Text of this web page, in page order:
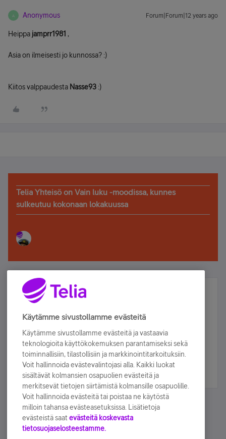
A Anonymous Forum|Forum|12 years ago
Heippa jamprr1981 ,
Asia on ilmeisesti jo kunnossa? :)
Kiitos valppaudesta Nasse93 :)
Telia Yhteisö on Vain luku -moodissa, kunnes
sulkeutuu kokonaan lokakuussa
Älä jää paitsi – osallistu ja voita!
Tilaa Telian uutiskirje ja olet mukana arvonnassa.
sähköpostiisi.
Tilaa nyt
Käytämme sivustollamme evästeitä
Käytämme sivustollamme evästeitä ja vastaavia
teknologioita käyttökokemuksen parantamiseksi sekä
toiminnallisiin, tilastollisiin ja markkinointitarkoituksiin.
Voit hallinnoida evästevalintojasi alla. Kaikki luokat
sisältävät kolmansien osapuolien evästeitä ja
merkitsevät tietojen siirtämistä kolmansille osapuolille.
Voit hallinnoida evästeitä tai poistaa ne käytöstä
milloin tahansa evästeasetuksissa. Lisätietoja
evästeistä saat evästeitä koskevasta
tietosuojaselosteestamme.